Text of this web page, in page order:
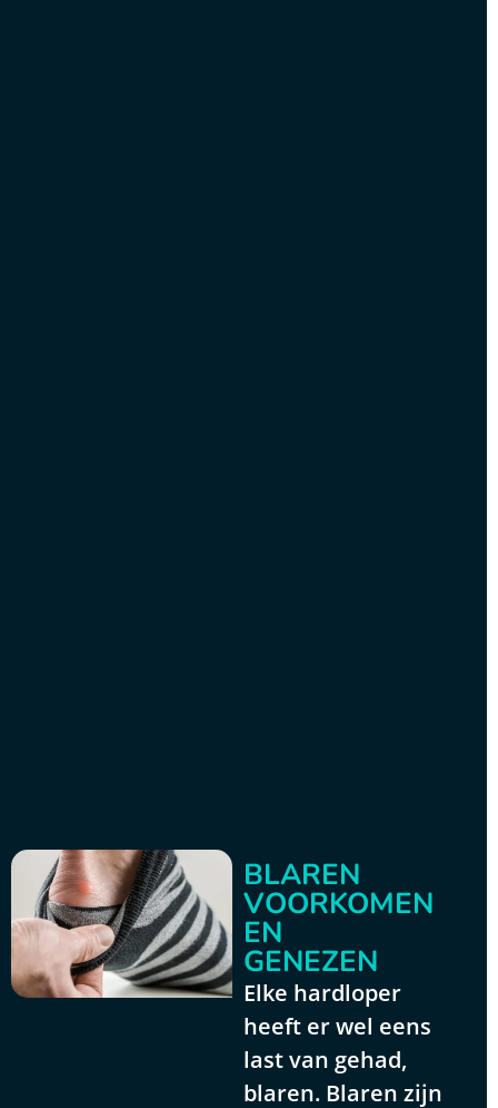
BLAREN
VOORKOMEN
EN
GENEZEN
Elke hardloper
heeft er wel eens
last van gehad,
blaren. Blaren zijn